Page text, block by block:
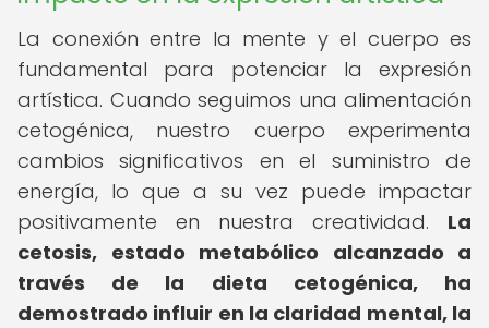
La conexión entre la mente y el cuerpo es
fundamental para potenciar la expresión
artística. Cuando seguimos una alimentación
cetogénica, nuestro cuerpo experimenta
cambios significativos en el suministro de
energía, lo que a su vez puede impactar
positivamente en nuestra creatividad. La
cetosis, estado metabólico alcanzado a
través de la dieta cetogénica, ha
demostrado influir en la claridad mental, la